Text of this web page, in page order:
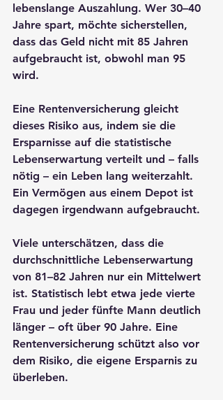
lebenslange Auszahlung. Wer 30–40
Jahre spart, möchte sicherstellen,
dass das Geld nicht mit 85 Jahren
aufgebraucht ist, obwohl man 95
wird.
Eine Rentenversicherung gleicht
dieses Risiko aus, indem sie die
Ersparnisse auf die statistische
Lebenserwartung verteilt und – falls
nötig – ein Leben lang weiterzahlt.
Ein Vermögen aus einem Depot ist
dagegen irgendwann aufgebraucht.
Viele unterschätzen, dass die
durchschnittliche Lebenserwartung
von 81–82 Jahren nur ein Mittelwert
ist. Statistisch lebt etwa jede vierte
Frau und jeder fünfte Mann deutlich
länger – oft über 90 Jahre. Eine
Rentenversicherung schützt also vor
dem Risiko, die eigene Ersparnis zu
überleben.